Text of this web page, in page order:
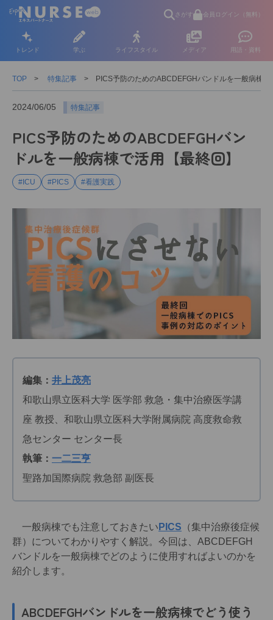
さがす 会員ログイン（無料）
トレンド 学ぶ ライフスタイル メディア 用語・資料
TOP 特集記事 PICS予防のためのABCDEFGHバンドルを一般病棟
2024/06/05 特集記事
PICS予防のためのABCDEFGHバン
ドルを一般病棟で活用【最終回】
#ICU #PICS #看護実践
編集： 井上茂亮
和歌山県立医科大学 医学部 救急・集中治療医学講
座 教授、和歌山県立医科大学附属病院 高度救命救
急センター センター長
執筆： 一二三亨
聖路加国際病院 救急部 副医長
一般病棟でも注意しておきたい PICS （集中治療後症候
群）についてわかりやすく解説。今回は、ABCDEFGH
バンドルを一般病棟でどのように使用すればよいのかを
紹介します。
ABCDEFGHバンドルを一般病棟でどう使う